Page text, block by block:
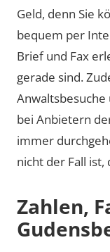
Geld, denn Sie
bequem per
Brief und Fax
gerade sind.
bei Anbietern
immer
nicht der Fall ist,
Zahlen,